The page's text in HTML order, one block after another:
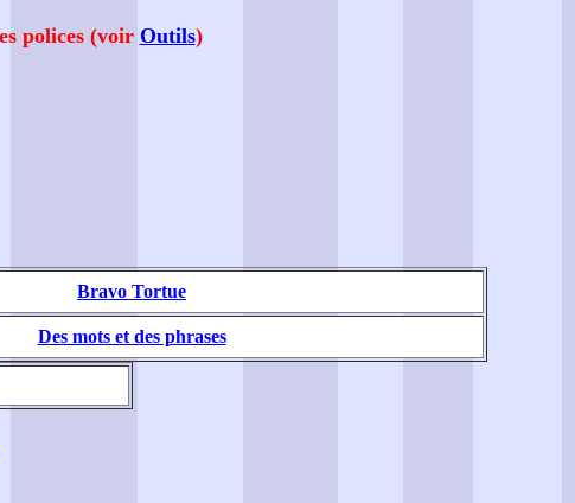
polices (voir Outils)
Bravo Tortue
Des mots et des phrases